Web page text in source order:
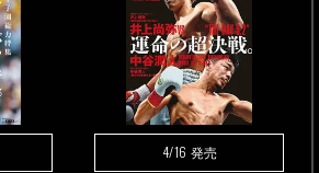
4/16 発売